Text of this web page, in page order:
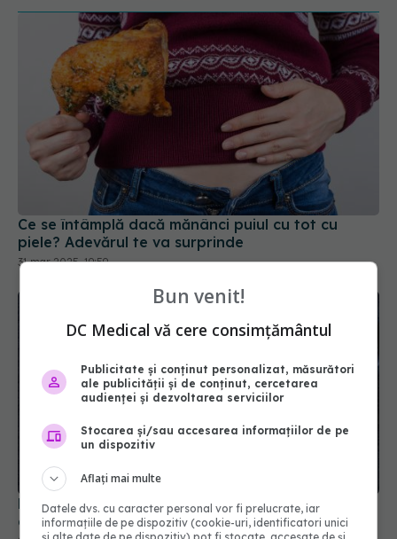
Ce se întâmplă dacă mănânci puiul cu tot cu
piele? Adevărul te va surprinde
31 mar 2025, 19:59
decât cea mediteraneană
27 iun 2026, 16:04
Bun venit!
DC Medical vă cere consimțământul
Publicitate și conținut personalizat, măsurători
ale publicității și de conținut, cercetarea
audienței și dezvoltarea serviciilor
Stocarea și/sau accesarea informațiilor de pe
un dispozitiv
Aflați mai multe
Datele dvs. cu caracter personal vor fi prelucrate, iar
informațiile de pe dispozitiv (cookie-uri, identificatori unici